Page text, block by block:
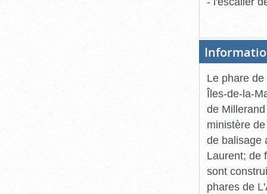
Le phare
Îles-de-la-
de
ministère
de balisage
Laurent; de
sont
phares de